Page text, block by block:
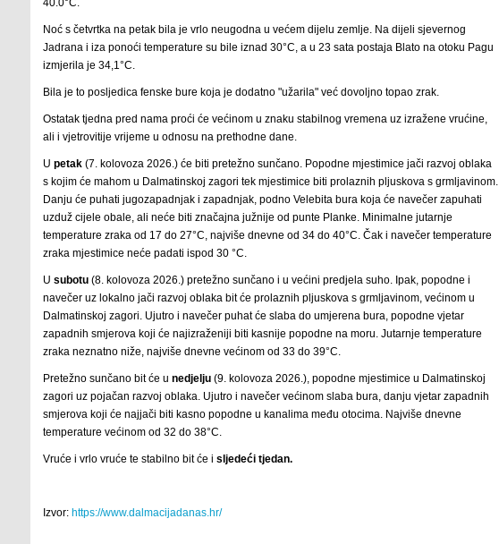
40.0°C.
Noć s četvrtka na petak bila je vrlo neugodna u većem dijelu zemlje. Na dijeli sjevernog
Jadrana i iza ponoći temperature su bile iznad 30°C, a u 23 sata postaja Blato na otoku Pagu
izmjerila je 34,1°C.
Bila je to posljedica fenske bure koja je dodatno "užarila" već dovoljno topao zrak.
Ostatak tjedna pred nama proći će većinom u znaku stabilnog vremena uz izražene vrućine,
ali i vjetrovitije vrijeme u odnosu na prethodne dane.
U petak (7. kolovoza 2026.) će biti pretežno sunčano. Popodne mjestimice jači razvoj oblaka
s kojim će mahom u Dalmatinskoj zagori tek mjestimice biti prolaznih pljuskova s grmljavinom.
Danju će puhati jugozapadnjak i zapadnjak, podno Velebita bura koja će navečer zapuhati
uzduž cijele obale, ali neće biti značajna južnije od punte Planke. Minimalne jutarnje
temperature zraka od 17 do 27°C, najviše dnevne od 34 do 40°C. Čak i navečer temperature
zraka mjestimice neće padati ispod 30 °C.
U subotu(8. kolovoza 2026.) pretežno sunčano i u većini predjela suho. Ipak, popodne i
navečer uz lokalno jači razvoj oblaka bit će prolaznih pljuskova s grmljavinom, većinom u
Dalmatinskoj zagori. Ujutro i navečer puhat će slaba do umjerena bura, popodne vjetar
zapadnih smjerova koji će najizraženiji biti kasnije popodne na moru. Jutarnje temperature
zraka neznatno niže, najviše dnevne većinom od 33 do 39°C.
Pretežno sunčano bit će u nedjelju (9. kolovoza 2026.), popodne mjestimice u Dalmatinskoj
zagori uz pojačan razvoj oblaka. Ujutro i navečer većinom slaba bura, danju vjetar zapadnih
smjerova koji će najjači biti kasno popodne u kanalima među otocima. Najviše dnevne
temperature većinom od 32 do 38°C.
Vruće i vrlo vruće te stabilno bit će i sljedeći tjedan.
Izvor: https://www.dalmacijadanas.hr/